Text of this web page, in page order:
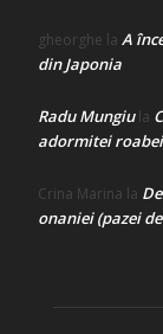
gheorghe la A
din Japonia
Radu Mungiula
adormitei
Crina Marina la
onaniei (pazei